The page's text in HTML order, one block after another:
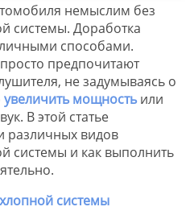
немыслим без
системы. Доработка
способами.
предпочитают
не задумываясь о
увеличить мощностьили
В этой статье
различных видов
системы и как выполнить